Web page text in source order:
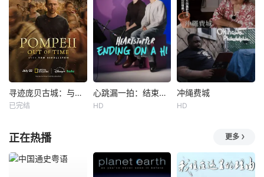
寻迹庞贝古城：与汤姆·希德勒斯顿同行
已完结
心跳漏一拍：结束在一声嗨
HD
冲绳费城
HD
正在热播 更多